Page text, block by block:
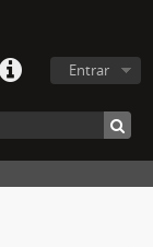
Entrar